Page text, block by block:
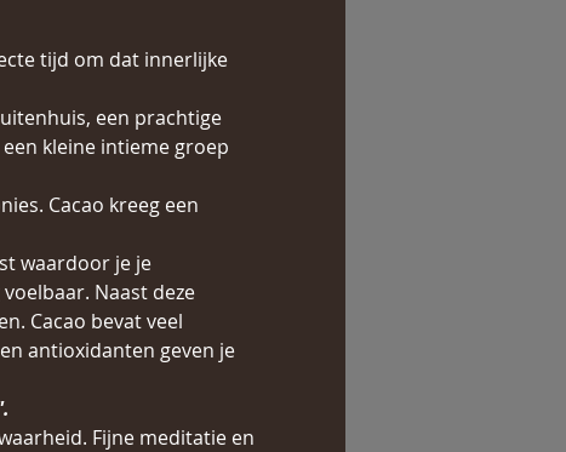
tijd om dat innerlijke
een prachtige
kleine intieme groep
Cacao kreeg een
waardoor je je
Naast deze
Cacao bevat veel
antioxidanten geven je
Fijne meditatie en